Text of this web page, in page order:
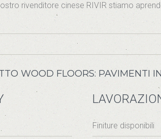
rivenditore cinese RIVIR stiamo
WOOD FLOORS: PAVIMENTI
Finiture disponibili